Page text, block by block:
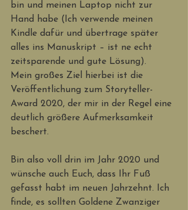
bin und meinen Laptop nicht zur
Hand habe (Ich verwende meinen
Kindle dafür und übertrage später
alles ins Manuskript – ist ne echt
zeitsparende und gute Lösung).
Mein großes Ziel hierbei ist die
Veröffentlichung zum Storyteller-
Award 2020, der mir in der Regel eine
deutlich größere Aufmerksamkeit
beschert.
Bin also voll drin im Jahr 2020 und
wünsche auch Euch, dass Ihr Fuß
gefasst habt im neuen Jahrzehnt. Ich
finde, es sollten Goldene Zwanziger